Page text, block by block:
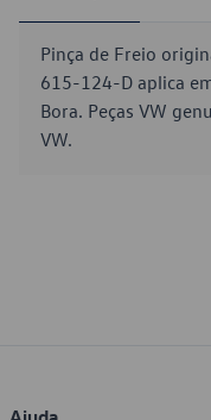
Pinça de Freio
615-124-D aplica
Bora. Peças VW
VW.